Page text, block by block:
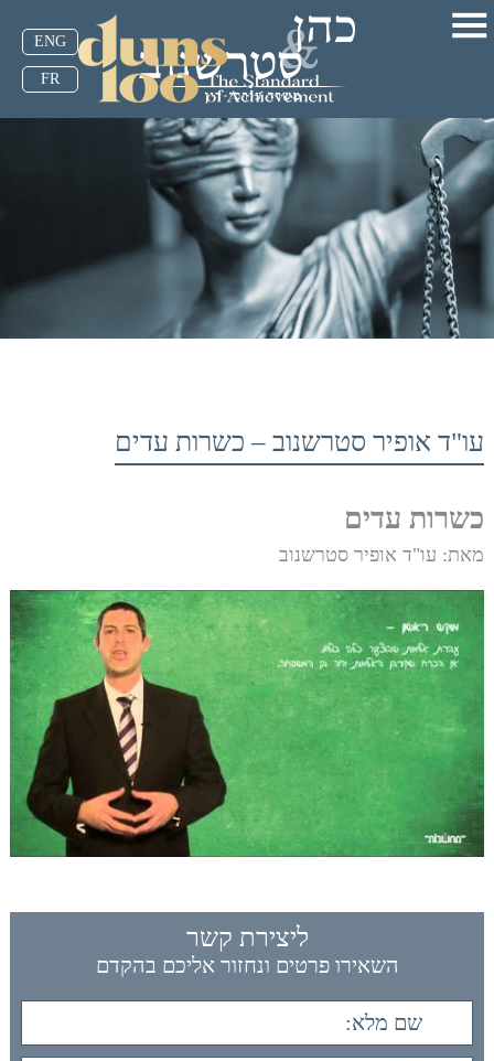
ENG
FR
עו"ד אופיר סטרשנוב – כשרות עדים
כשרות עדים
מאת: עו"ד אופיר סטרשנוב
ליצירת קשר
השאירו פרטים ונחזור אליכם בהקדם